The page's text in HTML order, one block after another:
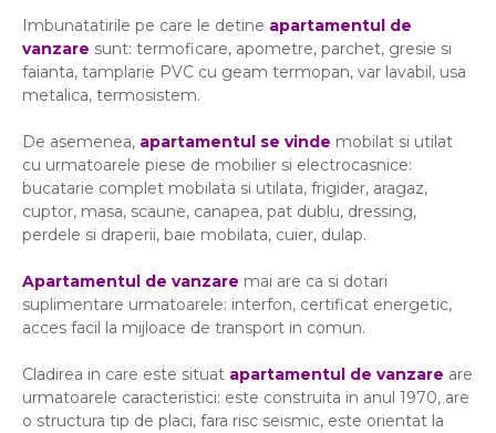
Imbunatatirile pe care le detine apartamentul de
vanzare sunt: termoficare, apometre, parchet, gresie si
faianta, tamplarie PVC cu geam termopan, var lavabil, usa
metalica, termosistem.
De asemenea, apartamentul se vinde mobilat si utilat
cu urmatoarele piese de mobilier si electrocasnice:
bucatarie complet mobilata si utilata, frigider, aragaz,
cuptor, masa, scaune, canapea, pat dublu, dressing,
perdele si draperii, baie mobilata, cuier, dulap.
Apartamentul de vanzare mai are ca si dotari
suplimentare urmatoarele: interfon, certificat energetic,
acces facil la mijloace de transport in comun.
Cladirea in care este situat apartamentul de vanzare are
urmatoarele caracteristici: este construita in anul 1970, are
o structura tip de placi, fara risc seismic, este orientat la